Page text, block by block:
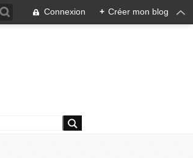
Connexion + Créer mon blog